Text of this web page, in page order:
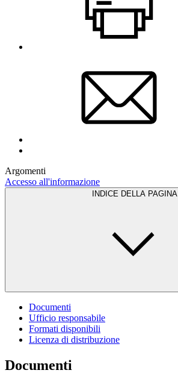
Argomenti
Accesso all'informazione
INDICE DELLA PAGINA
Documenti
Ufficio responsabile
Formati disponibili
Licenza di distribuzione
Documenti